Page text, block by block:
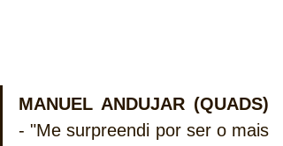
MANUEL ANDUJAR (QUADS)
- "Me surpreendi por ser o mais